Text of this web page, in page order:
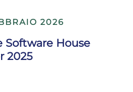
2026
Software House
2025